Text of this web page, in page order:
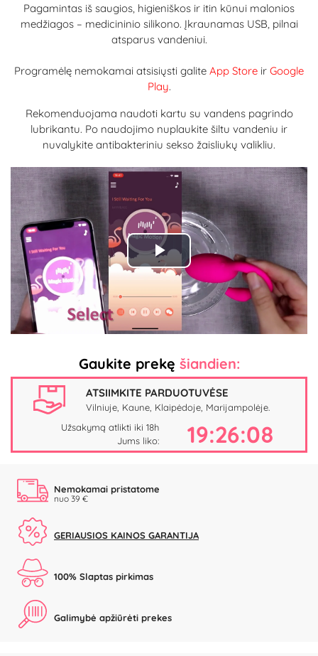
Pagamintas iš saugios, higieniškos ir itin kūnui malonios
medžiagos – medicininio silikono. Įkraunamas USB, pilnai
atsparus vandeniui.
Programėlę nemokamai atsisiųsti galite App Store ir Google
Play.
Rekomenduojama naudoti kartu su vandens pagrindo
lubrikantu. Po naudojimo nuplaukite šiltu vandeniu ir
nuvalykite antibakteriniu sekso žaisliukų valikliu.
Play
Video
Gaukite prekę šiandien:
ATSIIMKITE PARDUOTUVĖSE
Vilniuje, Kaune, Klaipėdoje, Marijampolėje.
Užsakymą atlikti iki 18h
Jums liko:
19:26:08
Nemokamai pristatome
nuo 39 €
GERIAUSIOS KAINOS GARANTIJA
100% Slaptas pirkimas
Galimybė apžiūrėti prekes